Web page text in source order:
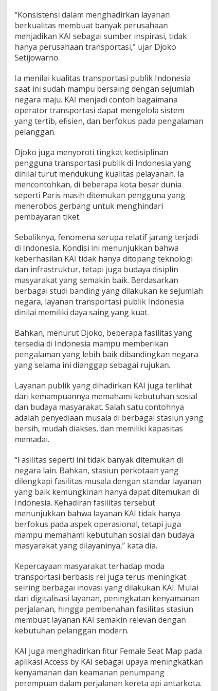
“Konsistensi dalam menghadirkan layanan
berkualitas membuat banyak perusahaan
menjadikan KAI sebagai sumber inspirasi, tidak
hanya perusahaan transportasi,” ujar Djoko
Setijowarno.
Ia menilai kualitas transportasi publik Indonesia
saat ini sudah mampu bersaing dengan sejumlah
negara maju. KAI menjadi contoh bagaimana
operator transportasi dapat mengelola sistem
yang tertib, efisien, dan berfokus pada pengalaman
pelanggan.
Djoko juga menyoroti tingkat kedisiplinan
pengguna transportasi publik di Indonesia yang
dinilai turut mendukung kualitas pelayanan. Ia
mencontohkan, di beberapa kota besar dunia
seperti Paris masih ditemukan pengguna yang
menerobos gerbang untuk menghindari
pembayaran tiket.
Sebaliknya, fenomena serupa relatif jarang terjadi
di Indonesia. Kondisi ini menunjukkan bahwa
keberhasilan KAI tidak hanya ditopang teknologi
dan infrastruktur, tetapi juga budaya disiplin
masyarakat yang semakin baik. Berdasarkan
berbagai studi banding yang dilakukan ke sejumlah
negara, layanan transportasi publik Indonesia
dinilai memiliki daya saing yang kuat.
Bahkan, menurut Djoko, beberapa fasilitas yang
tersedia di Indonesia mampu memberikan
pengalaman yang lebih baik dibandingkan negara
yang selama ini dianggap sebagai rujukan.
Layanan publik yang dihadirkan KAI juga terlihat
dari kemampuannya memahami kebutuhan sosial
dan budaya masyarakat. Salah satu contohnya
adalah penyediaan musala di berbagai stasiun yang
bersih, mudah diakses, dan memiliki kapasitas
memadai.
“Fasilitas seperti ini tidak banyak ditemukan di
negara lain. Bahkan, stasiun perkotaan yang
dilengkapi fasilitas musala dengan standar layanan
yang baik kemungkinan hanya dapat ditemukan di
Indonesia. Kehadiran fasilitas tersebut
menunjukkan bahwa layanan KAI tidak hanya
berfokus pada aspek operasional, tetapi juga
mampu memahami kebutuhan sosial dan budaya
masyarakat yang dilayaninya,” kata dia.
Kepercayaan masyarakat terhadap moda
transportasi berbasis rel juga terus meningkat
seiring berbagai inovasi yang dilakukan KAI. Mulai
dari digitalisasi layanan, peningkatan kenyamanan
perjalanan, hingga pembenahan fasilitas stasiun
membuat layanan KAI semakin relevan dengan
kebutuhan pelanggan modern.
KAI juga menghadirkan fitur Female Seat Map pada
aplikasi Access by KAI sebagai upaya meningkatkan
kenyamanan dan keamanan penumpang
perempuan dalam perjalanan kereta api antarkota.